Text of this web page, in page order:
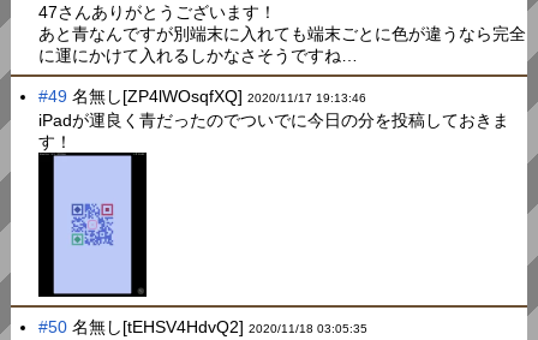
47さんありがとうございます！
あと青なんですが別端末に入れても端末ごとに色が違うなら完全
に運にかけて入れるしかなさそうですね…
#49 名無し[ZP4lWOsqfXQ]2020/11/17 19:13:46
iPadが運良く青だったのでついでに今日の分を投稿しておきま
す！
#50 名無し[tEHSV4HdvQ2]2020/11/18 03:05:35